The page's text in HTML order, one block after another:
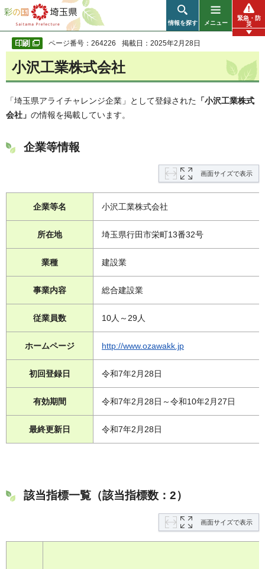
彩の国 埼玉県
情報を探す メニュー
緊急・防
災
ページ番号：264226 掲載日：2025年2月28日
小沢工業株式会社
「埼玉県アライチャレンジ企業」として登録された 「小沢工業株式
会社」 の情報を掲載しています。
企業等情報
画面サイズで表示
企業等名 小沢工業株式会社
所在地 埼玉県行田市栄町13番32号
業種 建設業
事業内容 総合建設業
従業員数 10人～29人
ホームページ http://www.ozawakk.jp
初回登録日 令和7年2月28日
有効期間 令和7年2月28日～令和10年2月27日
最終更新日 令和7年2月28日
該当指標一覧（該当指標数：2）
画面サイズで表示